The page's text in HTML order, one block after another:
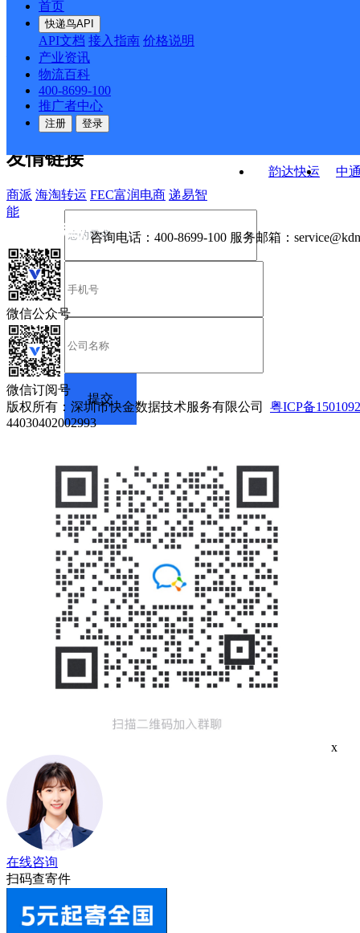
首页
快递鸟API
API文档 接入指南 价格说明
产业资讯
物流百科
400-8699-100
推广者中心
注册 登录
韵达快运
中
API接口 DEMO下载
关于我们
公司介绍 企业动态
合作伙伴 快递鸟接口服务协议
户隐私政策
友情链接
商派 海淘转运 FEC富润电商 递易智
能
咨询电话： 400-8699-100 服务邮箱：
微信公众号
微信订阅号
版权所有：深圳市快金数据技术服务有限公司 粤ICP备
44030402002993
x
在线咨询
扫码查寄件